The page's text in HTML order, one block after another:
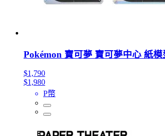
Pokémon 寶可夢 寶可夢中心 紙
$1,790
$1,980
P幣